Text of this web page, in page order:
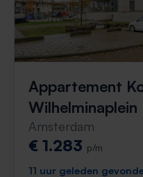
Appartement
Wilhelminaplein
Amsterdam
€ 1.283 p/m
11 uur geleden